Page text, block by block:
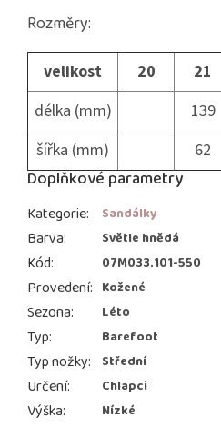
Rozměry:
velikost 20 21
délka (mm)
139
šířka (mm)
62
Doplňkové parametry
Kategorie: Sandálky
Barva: Světle hnědá
Kód: 07M033.101-550
Provedení: Kožené
Sezona: Léto
Typ: Barefoot
Typ nožky: Střední
Určení: Chlapci
Výška: Nízké